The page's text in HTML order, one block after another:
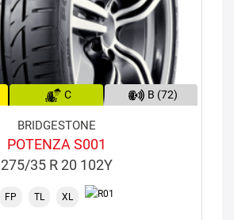
C B (72)
BRIDGESTONE
POTENZA S001
275/35 R 20 102Y
FP TL XL